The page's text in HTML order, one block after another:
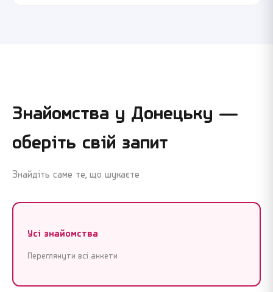
Знайомства у Донецьку —
оберіть свій запит
Знайдіть саме те, що шукаєте
Усі знайомства
Переглянути всі анкети